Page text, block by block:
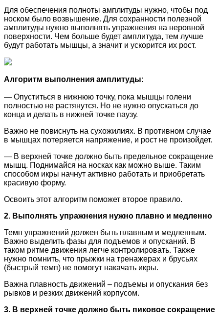
Для обеспечения полноты амплитуды нужно, чтобы под
носком было возвышение. Для сохранности полезной
амплитуды нужно выполнять упражнения на неровной
поверхности. Чем больше будет амплитуда, тем лучше
будут работать мышцы, а значит и ускорится их рост.
Алгоритм выполнения амплитуды:
— Опуститься в нижнюю точку, пока мышцы голени
полностью не растянутся. Но не нужно опускаться до
конца и делать в нижней точке паузу.
Важно не повиснуть на сухожилиях. В противном случае
в мышцах потеряется напряжение, и рост не произойдет.
— В верхней точке должно быть предельное сокращение
мышц. Поднимайся на носках как можно выше. Таким
способом икры начнут активно работать и приобретать
красивую форму.
Освоить этот алгоритм поможет второе правило.
2. Выполнять упражнения нужно плавно и медленно
Темп упражнений должен быть плавным и медленным.
Важно выделить фазы для подъемов и опусканий. В
таком ритме движения легче контролировать. Также
нужно помнить, что прыжки на тренажерах и брусьях
(быстрый темп) не помогут накачать икры.
Важна плавность движений – подъемы и опускания без
рывков и резких движений корпусом.
3. В верхней точке должно быть пиковое сокращение